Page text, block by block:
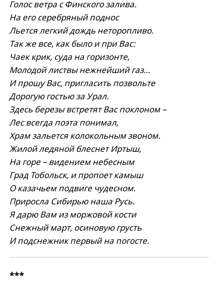
Голос ветра с Финского залива.
На его серебряный поднос
Льется легкий дождь неторопливо.
Так же все, как было и при Вас:
Чаек крик, суда на горизонте,
Молодой листвы нежнейший газ…
И прошу Вас, пригласить позвольте
Дорогую гостью за Урал.
Здесь березы встретят Вас поклоном –
Лес всегда поэта понимал,
Храм зальется колокольным звоном.
Жилой ледяной блеснет Иртыш,
На горе – видением небесным
Град Тобольск, и пропоет камыш
О казачьем подвиге чудесном.
Приросла Сибирью наша Русь.
Я дарю Вам из моржовой кости
Снежный март, осиновую грусть
И подснежник первый на погосте.
***